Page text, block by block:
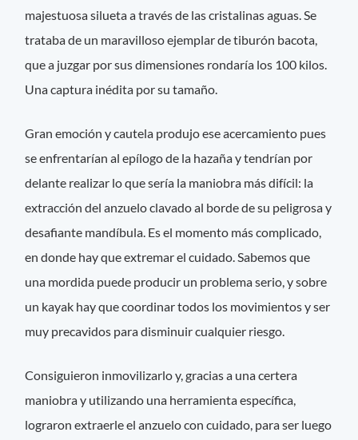
majestuosa silueta a través de las cristalinas aguas. Se
trataba de un maravilloso ejemplar de tiburón bacota,
que a juzgar por sus dimensiones rondaría los 100 kilos.
Una captura inédita por su tamaño.
Gran emoción y cautela produjo ese acercamiento pues
se enfrentarían al epílogo de la hazaña y tendrían por
delante realizar lo que sería la maniobra más difícil: la
extracción del anzuelo clavado al borde de su peligrosa y
desafiante mandíbula. Es el momento más complicado,
en donde hay que extremar el cuidado. Sabemos que
una mordida puede producir un problema serio, y sobre
un kayak hay que coordinar todos los movimientos y ser
muy precavidos para disminuir cualquier riesgo.
Consiguieron inmovilizarlo y, gracias a una certera
maniobra y utilizando una herramienta específica,
lograron extraerle el anzuelo con cuidado, para ser luego